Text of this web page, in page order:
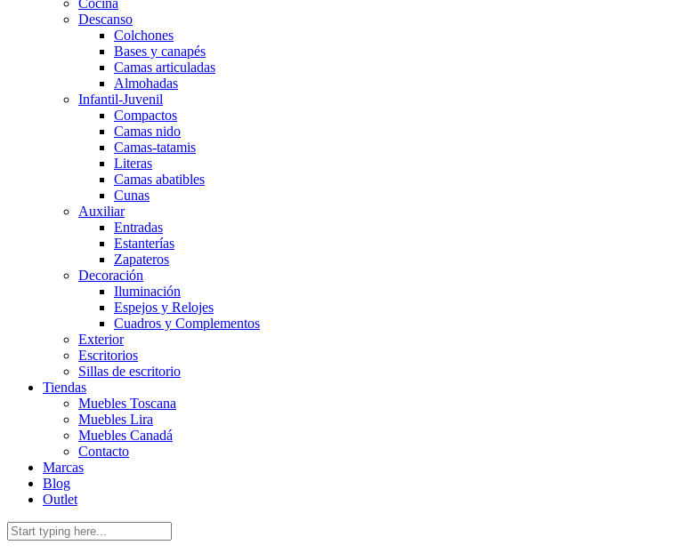
Descanso
Colchones
Bases y canapés
Camas articuladas
Almohadas
Infantil-Juvenil
Compactos
Camas nido
Camas-tatamis
Literas
Camas abatibles
Cunas
Auxiliar
Entradas
Estanterías
Zapateros
Decoración
Iluminación
Espejos y Relojes
Cuadros y Complementos
Exterior
Escritorios
Sillas de escritorio
Tiendas
Muebles Toscana
Muebles Lira
Muebles Canadá
Contacto
Marcas
Blog
Outlet